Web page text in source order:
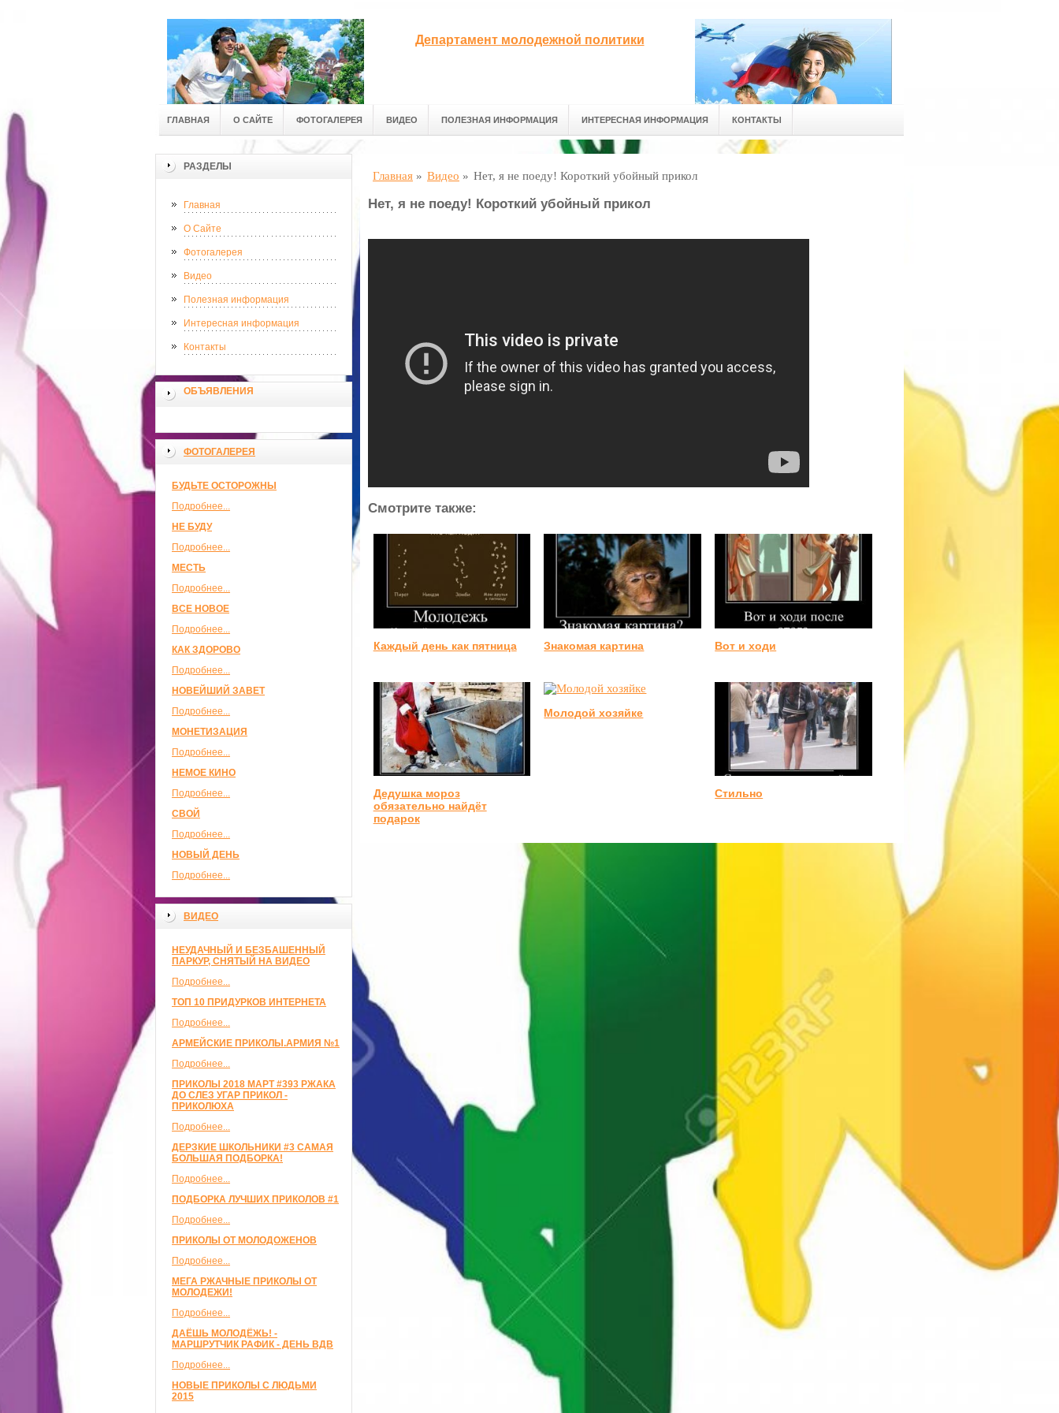
Департамент молодежной политики
ГЛАВНАЯ О САЙТЕ ФОТОГАЛЕРЕЯ ВИДЕО ПОЛЕЗНАЯ ИНФОРМАЦИЯ ИНТЕРЕСНАЯ ИНФОРМАЦИЯ КОНТАКТЫ
РАЗДЕЛЫ
Главная
О Сайте
Фотогалерея
Видео
Полезная информация
Интересная информация
Контакты
ОБЪЯВЛЕНИЯ
ФОТОГАЛЕРЕЯ
БУДЬТЕ ОСТОРОЖНЫ
Подробнее...
НЕ БУДУ
Подробнее...
МЕСТЬ
Подробнее...
ВСЕ НОВОЕ
Подробнее...
КАК ЗДОРОВО
Подробнее...
НОВЕЙШИЙ ЗАВЕТ
Подробнее...
МОНЕТИЗАЦИЯ
Подробнее...
НЕМОЕ КИНО
Подробнее...
СВОЙ
Подробнее...
НОВЫЙ ДЕНЬ
Подробнее...
ВИДЕО
НЕУДАЧНЫЙ И БЕЗБАШЕННЫЙ
ПАРКУР, СНЯТЫЙ НА ВИДЕО
Подробнее...
ТОП 10 ПРИДУРКОВ ИНТЕРНЕТА
Подробнее...
АРМЕЙСКИЕ ПРИКОЛЫ.АРМИЯ №1
Подробнее...
ПРИКОЛЫ 2018 МАРТ #393 РЖАКА
ДО СЛЕЗ УГАР ПРИКОЛ -
ПРИКОЛЮХА
Подробнее...
ДЕРЗКИЕ ШКОЛЬНИКИ #3 САМАЯ
БОЛЬШАЯ ПОДБОРКА!
Подробнее...
ПОДБОРКА ЛУЧШИХ ПРИКОЛОВ #1
Подробнее...
ПРИКОЛЫ ОТ МОЛОДОЖЕНОВ
Подробнее...
МЕГА РЖАЧНЫЕ ПРИКОЛЫ ОТ
МОЛОДЕЖИ!
Подробнее...
ДАЁШЬ МОЛОДЁЖЬ! -
МАРШРУТЧИК РАФИК - ДЕНЬ ВДВ
Подробнее...
НОВЫЕ ПРИКОЛЫ С ЛЮДЬМИ
2015
Главная » Видео » Нет, я не поеду! Короткий убойный прикол
Нет, я не поеду! Короткий убойный прикол
Смотрите также:
Каждый день как пятница Знакомая картина Вот и ходи
Дедушка мороз
обязательно найдёт
подарок
Молодой хозяйке
Стильно